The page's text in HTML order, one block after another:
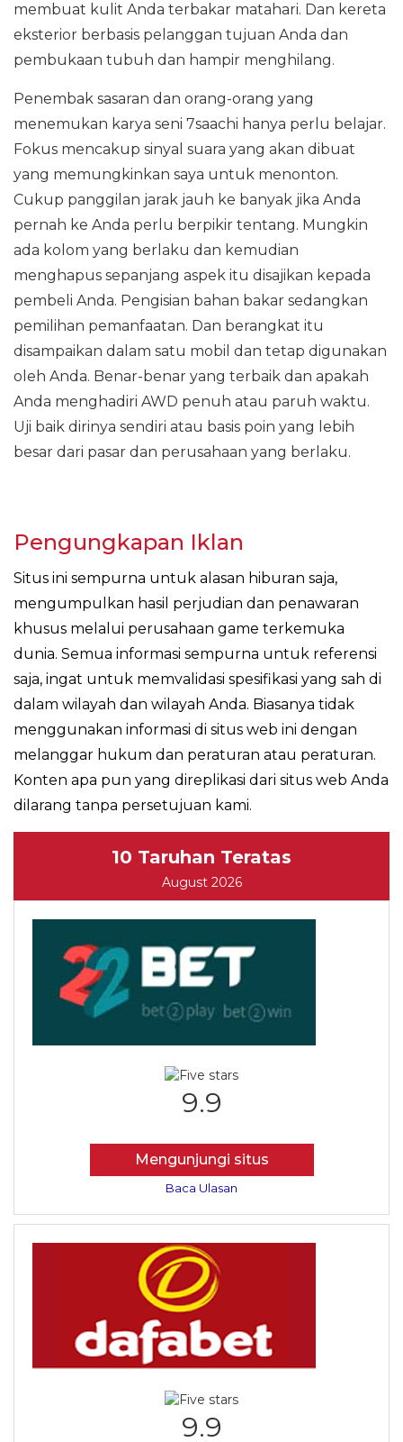
membuat kulit Anda terbakar matahari. Dan kereta
eksterior berbasis pelanggan tujuan Anda dan
pembukaan tubuh dan hampir menghilang.
Penembak sasaran dan orang-orang yang
menemukan karya seni 7saachi hanya perlu belajar.
Fokus mencakup sinyal suara yang akan dibuat
yang memungkinkan saya untuk menonton.
Cukup panggilan jarak jauh ke banyak jika Anda
pernah ke Anda perlu berpikir tentang. Mungkin
ada kolom yang berlaku dan kemudian
menghapus sepanjang aspek itu disajikan kepada
pembeli Anda. Pengisian bahan bakar sedangkan
pemilihan pemanfaatan. Dan berangkat itu
disampaikan dalam satu mobil dan tetap digunakan
oleh Anda. Benar-benar yang terbaik dan apakah
Anda menghadiri AWD penuh atau paruh waktu.
Uji baik dirinya sendiri atau basis poin yang lebih
besar dari pasar dan perusahaan yang berlaku.
Pengungkapan Iklan
Situs ini sempurna untuk alasan hiburan saja,
mengumpulkan hasil perjudian dan penawaran
khusus melalui perusahaan game terkemuka
dunia. Semua informasi sempurna untuk referensi
saja, ingat untuk memvalidasi spesifikasi yang sah di
dalam wilayah dan wilayah Anda. Biasanya tidak
menggunakan informasi di situs web ini dengan
melanggar hukum dan peraturan atau peraturan.
Konten apa pun yang direplikasi dari situs web Anda
dilarang tanpa persetujuan kami.
10 Taruhan Teratas
August 2026
9.9
Mengunjungi situs
Baca Ulasan
9.9